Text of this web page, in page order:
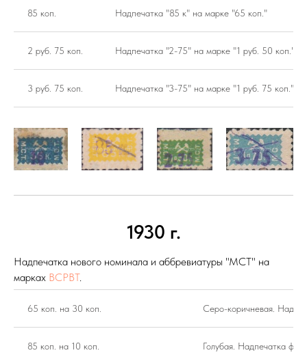
85 коп. Надпечатка "85 к" на марке "65 коп."
2 руб. 75 коп. Надпечатка "2-75" на марке "1 руб. 50 коп."
3 руб. 75 коп. Надпечатка "3-75" на марке "1 руб. 75 коп.".
1930 г.
Надпечатка нового номинала и аббревиатуры "МСТ" на
марках ВСРВТ.
65 коп. на 30 коп. Серо-коричневая.
85 коп. на 10 коп. Голубая. Надпечатка